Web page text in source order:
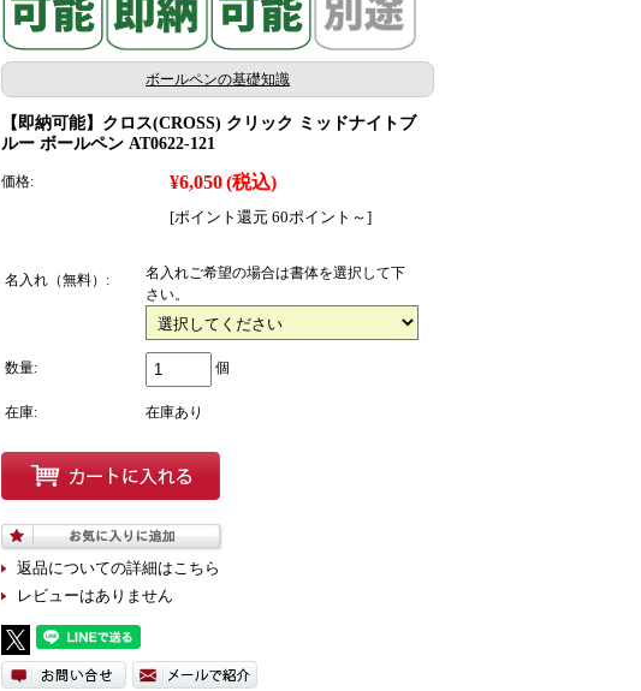
ボールペンの基礎知識
【即納可能】クロス(CROSS) クリック ミッドナイトブ
ルー ボールペン AT0622-121
価格: ¥6,050(税込)
[ポイント還元 60ポイント～]
名入れ（無料）:
名入れご希望の場合は書体を選択して下
さい。
数量: 個
在庫: 在庫あり
返品についての詳細はこちら
レビューはありません